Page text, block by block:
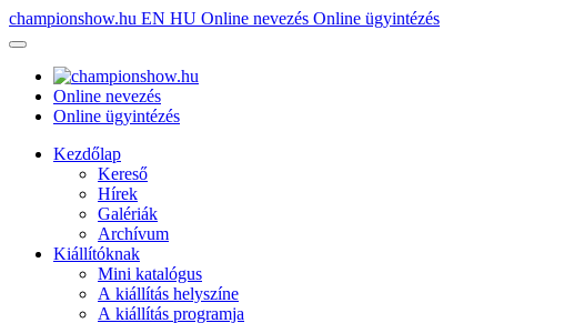
championshow.hu EN HU Online nevezés Online ügyintézés
Online nevezés
Online ügyintézés
Kezdőlap
Kereső
Hírek
Galériák
Archívum
Kiállítóknak
Mini katalógus
A kiállítás helyszíne
A kiállítás programja